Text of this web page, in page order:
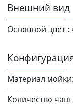
Внешний вид
Основной цвет :
Конфигурация
Материал мойки:
Количество чаш